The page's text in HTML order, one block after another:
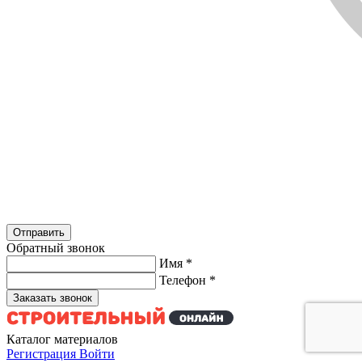
Обратный звонок
Имя *
Телефон *
Каталог материалов
Регистрация Войти